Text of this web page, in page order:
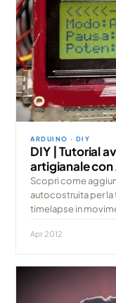
ARDUINO · DIY
DIY | Tutorial
artigianale con
Scopri come
autocostruita per la
timelapse in
Apr 2012